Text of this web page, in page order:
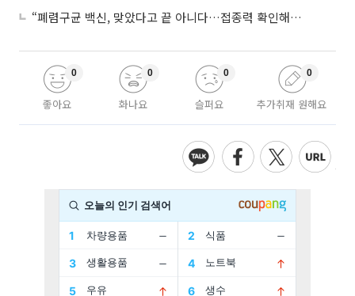
“폐렴구균 백신, 맞았다고 끝 아니다…접종력 확인해야”
좋아요
0
화나요
0
슬퍼요
0
추가취재 원해요
0